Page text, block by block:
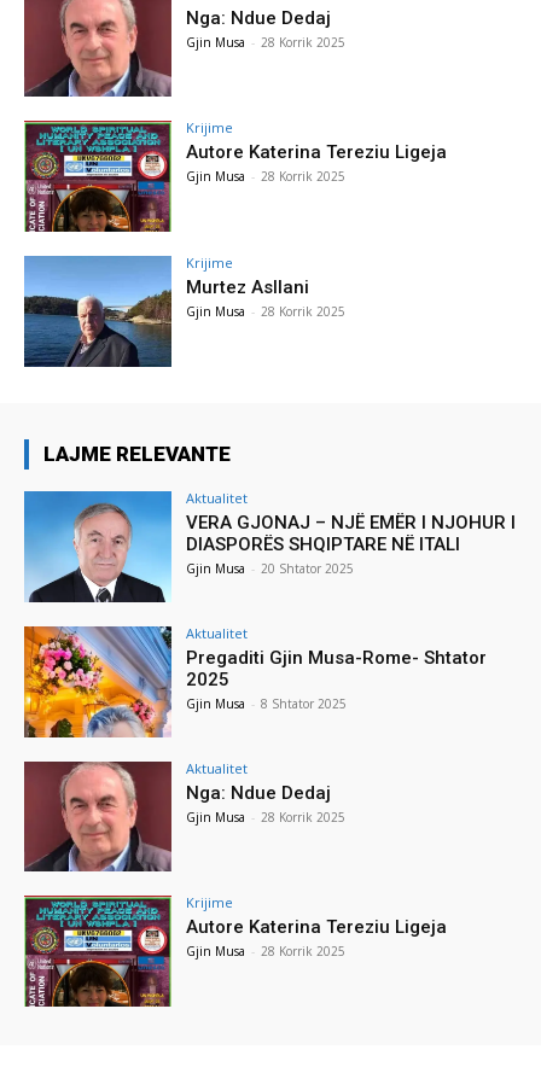
Nga: Ndue Dedaj
Gjin Musa - 28 Korrik 2025
Krijime
Autore Katerina Tereziu Ligeja
Gjin Musa - 28 Korrik 2025
Krijime
Murtez Asllani
Gjin Musa - 28 Korrik 2025
LAJME RELEVANTE
Aktualitet
VERA GJONAJ – NJË EMËR I NJOHUR I
DIASPORËS SHQIPTARE NË ITALI
Gjin Musa - 20 Shtator 2025
Aktualitet
Pregaditi Gjin Musa-Rome- Shtator
2025
Gjin Musa - 8 Shtator 2025
Aktualitet
Nga: Ndue Dedaj
Gjin Musa - 28 Korrik 2025
Krijime
Autore Katerina Tereziu Ligeja
Gjin Musa - 28 Korrik 2025